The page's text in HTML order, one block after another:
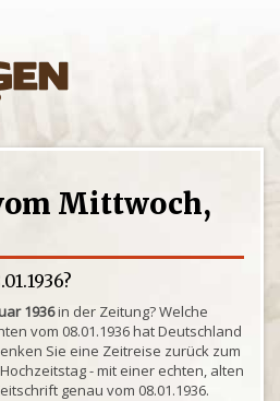
Mittwoch,
1936in der Zeitung? Welche
vom 08.01.1936 hat Deutschland
Sie eine Zeitreise zurück zum
- mit einer echten, alten
genau vom 08.01.1936.